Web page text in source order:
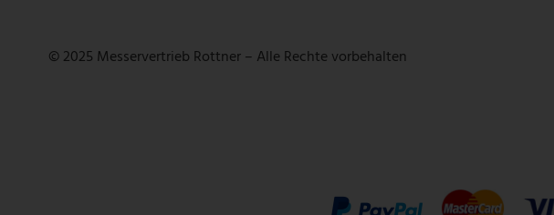
© 2025 Messervertrieb Rottner – Alle Rechte vorbehalten